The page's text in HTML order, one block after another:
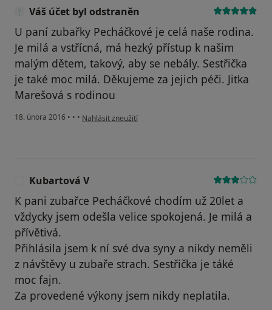
Váš účet byl odstraněn
U paní zubařky Pecháčkové je celá naše rodina.
Je milá a vstřícná, má hezký přístup k našim
malým dětem, takový, aby se nebály. Sestřička
je také moc milá. Děkujeme za jejich péči. Jitka
Marešová s rodinou
18. února 2016 • • • podle názoru uživatele Váš účet byl odstraněn
Nahlásit zneužití
Kubartová V
K pani zubařce Pecháčkové chodím už 20let a
vždycky jsem odešla velice spokojená. Je milá a
přívětivá.
Přihlásila jsem k ní své dva syny a nikdy neměli
z návštěvy u zubaře strach. Sestřička je táké
moc fajn.
Za provedené výkony jsem nikdy neplatila.